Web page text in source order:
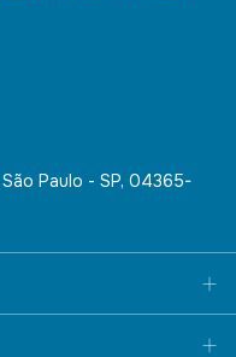
Paulo - SP, 04365-